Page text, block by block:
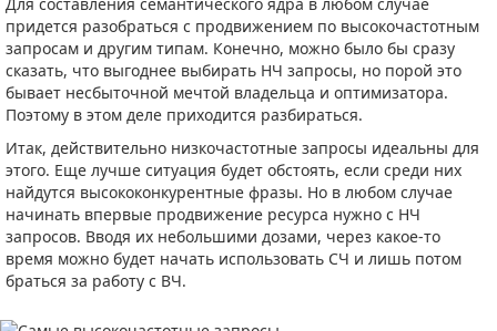
придется разобраться с продвижением по высокочастотным
запросам и другим типам. Конечно, можно было бы сразу
сказать, что выгоднее выбирать НЧ запросы, но порой это
бывает несбыточной мечтой владельца и оптимизатора.
Поэтому в этом деле приходится разбираться.
Итак, действительно низкочастотные запросы идеальны для
этого. Еще лучше ситуация будет обстоять, если среди них
найдутся высококонкурентные фразы. Но в любом случае
начинать впервые продвижение ресурса нужно с НЧ
запросов. Вводя их небольшими дозами, через какое-то
время можно будет начать использовать СЧ и лишь потом
браться за работу с ВЧ.